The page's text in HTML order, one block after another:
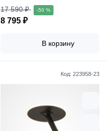
17 590 ₽ -50 %
8 795 ₽
В корзину
Код: 223958-23